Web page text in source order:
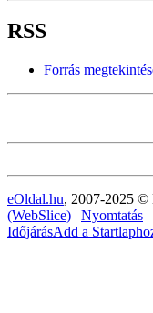
RSS
Forrás
eOldal.hu, 2007-2025 ©
(WebSlice) | Nyomtatás |
IdőjárásAdd a